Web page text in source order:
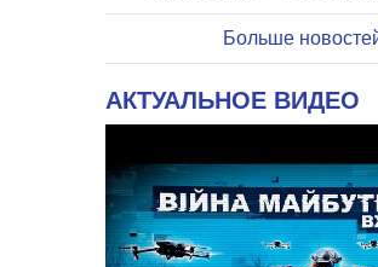
Больше
АКТУАЛЬНОЕ ВИДЕО